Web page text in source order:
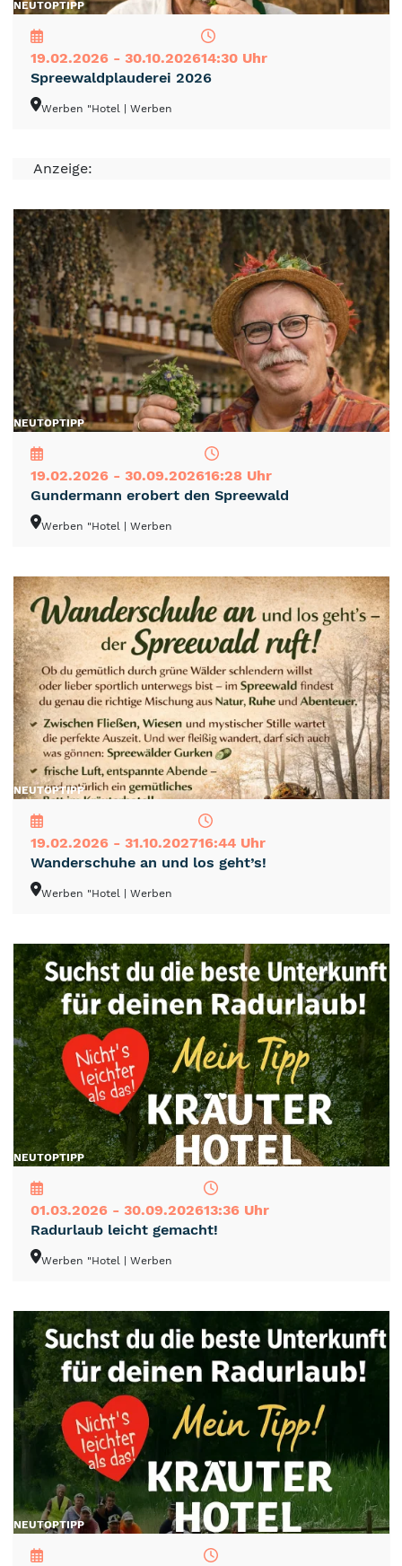
NEUTOPTIPP
19.02.2026 - 30.10.202614:30 Uhr
Spreewaldplauderei 2026
Werben "Hotel | Werben
NEUTOPTIPP
19.02.2026 - 30.09.202616:28 Uhr
Gundermann erobert den Spreewald
Werben "Hotel | Werben
NEUTOPTIPP
19.02.2026 - 31.10.202716:44 Uhr
Wanderschuhe an und los geht’s!
Werben "Hotel | Werben
NEUTOPTIPP
01.03.2026 - 30.09.202613:36 Uhr
Radurlaub leicht gemacht!
Werben "Hotel | Werben
NEUTOPTIPP
Anzeige: